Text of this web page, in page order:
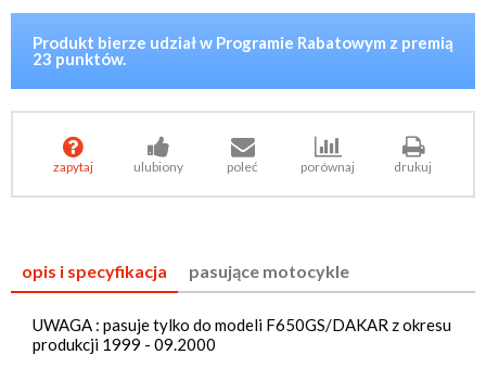
Produkt bierze udział w Programie Rabatowym z premią
23 punktów.

zapytaj

ulubiony

poleć

porównaj

drukuj
opis i specyfikacja pasujące motocykle
UWAGA : pasuje tylko do modeli F650GS/DAKAR z okresu
produkcji 1999 - 09.2000